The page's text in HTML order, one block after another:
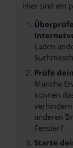
Hier sind ein
Laden
Prüfe
Manche
können
anderen
Fenster?
Starte